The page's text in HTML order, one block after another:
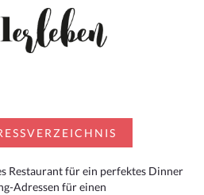
Restaurant für ein perfektes Dinner
Adressen für einen